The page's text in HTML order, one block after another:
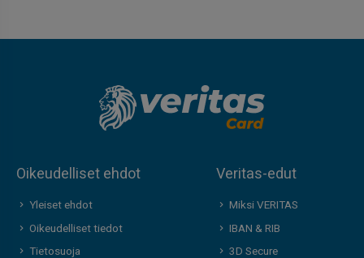
Oikeudelliset ehdot
Yleiset ehdot
Oikeudelliset tiedot
Tietosuoja
Veritas-edut
Miksi VERITAS
IBAN & RIB
3D Secure